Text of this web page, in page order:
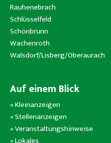
Rauhenebrach
Schlüsselfeld
Schönbrunn
Wachenroth
Walsdorf/Lisberg/Oberaurach
Auf einem Blick
»Kleinanzeigen
»Stellenanzeigen
»Veranstaltungshinweise